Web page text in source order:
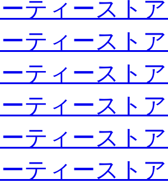
ティースト
ティースト
ティースト
ティースト
ティースト
ティースト